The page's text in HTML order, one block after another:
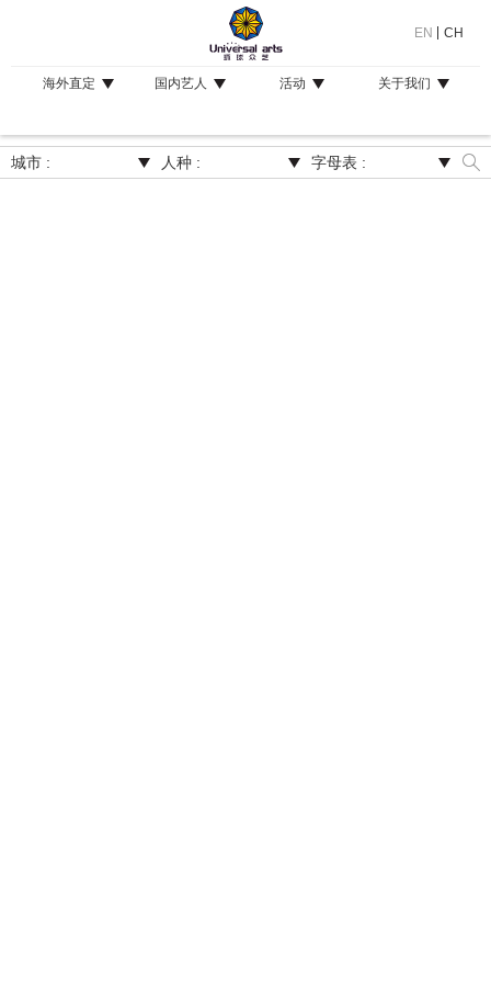
EN CH
海外直定 国内艺人 活动 关于我们
城市 : 人种 : 字母表 :